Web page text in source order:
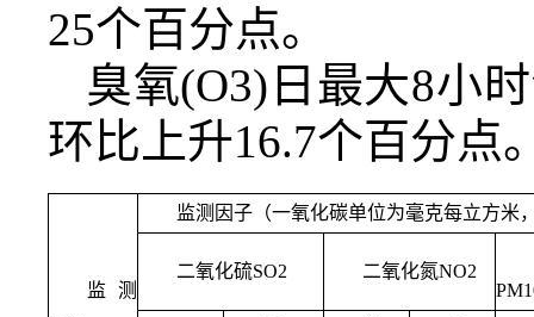
25个百分点。
臭氧(O3)日最大8小
环比上升16.7个百分点
监测
监测因子（一氧化碳单位为毫克每立方米
二氧化硫SO2
二氧化氮NO2